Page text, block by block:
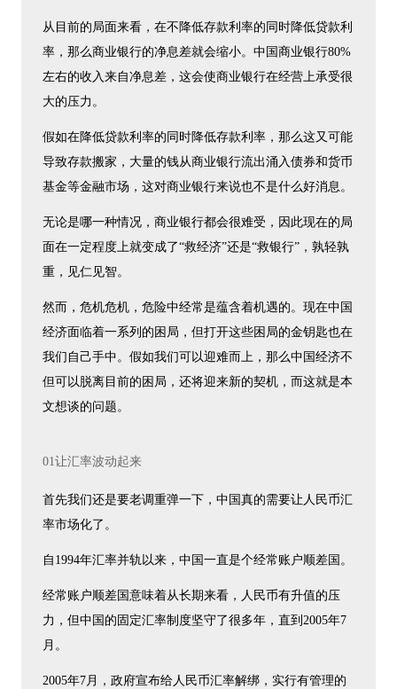
从目前的局面来看，在不降低存款利率的同时降低贷款利
率，那么商业银行的净息差就会缩小。中国商业银行80%
左右的收入来自净息差，这会使商业银行在经营上承受很
大的压力。
假如在降低贷款利率的同时降低存款利率，那么这又可能
导致存款搬家，大量的钱从商业银行流出涌入债券和货币
基金等金融市场，这对商业银行来说也不是什么好消息。
无论是哪一种情况，商业银行都会很难受，因此现在的局
面在一定程度上就变成了“救经济”还是“救银行”，孰轻孰
重，见仁见智。
然而，危机危机，危险中经常是蕴含着机遇的。现在中国
经济面临着一系列的困局，但打开这些困局的金钥匙也在
我们自己手中。假如我们可以迎难而上，那么中国经济不
但可以脱离目前的困局，还将迎来新的契机，而这就是本
文想谈的问题。
01让汇率波动起来
首先我们还是要老调重弹一下，中国真的需要让人民币汇
率市场化了。
自1994年汇率并轨以来，中国一直是个经常账户顺差国。
经常账户顺差国意味着从长期来看，人民币有升值的压
力，但中国的固定汇率制度坚守了很多年，直到2005年7
月。
2005年7月，政府宣布给人民币汇率解绑，实行有管理的